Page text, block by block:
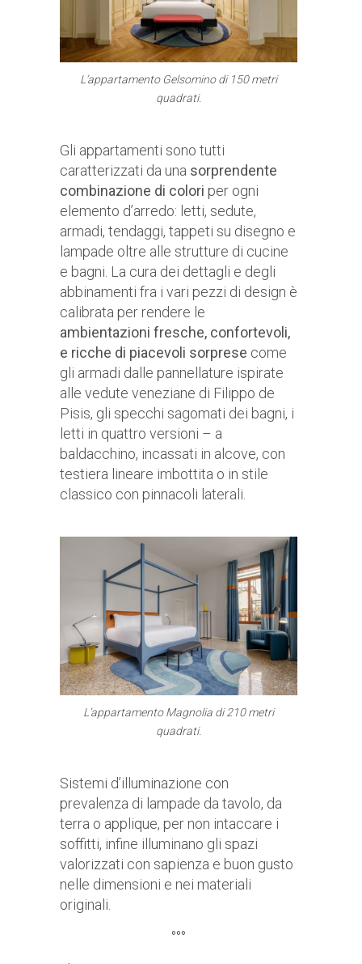
L’appartamento Gelsomino di 150 metri
quadrati.
Gli appartamenti sono tutti
caratterizzati da una sorprendente
combinazione di colori per ogni
elemento d’arredo: letti, sedute,
armadi, tendaggi, tappeti su disegno e
lampade oltre alle strutture di cucine
e bagni. La cura dei dettagli e degli
abbinamenti fra i vari pezzi di design è
calibrata per rendere le
ambientazioni fresche, confortevoli,
e ricche di piacevoli sorprese come
gli armadi dalle pannellature ispirate
alle vedute veneziane di Filippo de
Pisis, gli specchi sagomati dei bagni, i
letti in quattro versioni – a
baldacchino, incassati in alcove, con
testiera lineare imbottita o in stile
classico con pinnacoli laterali.
L’appartamento Magnolia di 210 metri
quadrati.
Sistemi d’illuminazione con
prevalenza di lampade da tavolo, da
terra o applique, per non intaccare i
soffitti, infine illuminano gli spazi
valorizzati con sapienza e buon gusto
nelle dimensioni e nei materiali
originali.
°°°